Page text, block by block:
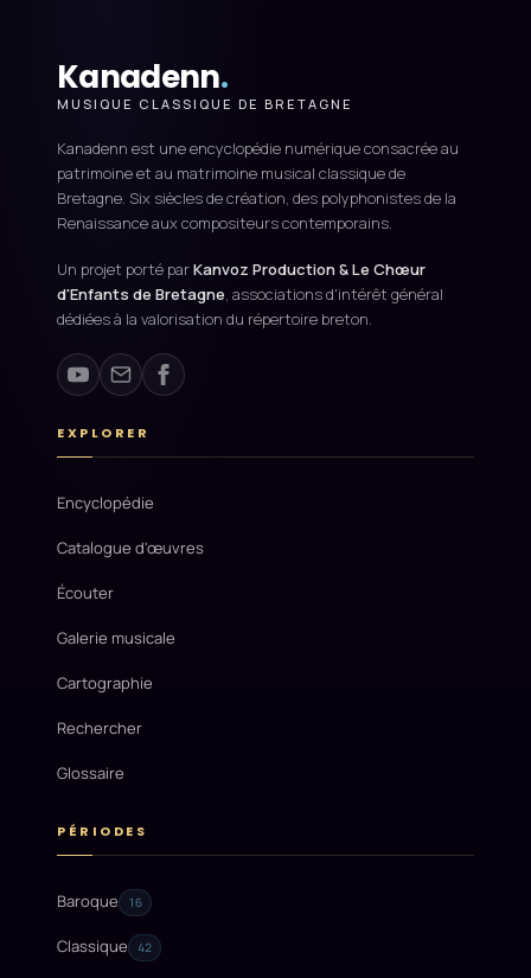
Kanadenn.
MUSIQUE CLASSIQUE DE BRETAGNE
Kanadenn est une encyclopédie numérique consacrée au
patrimoine et au matrimoine musical classique de
Bretagne. Six siècles de création, des polyphonistes de la
Renaissance aux compositeurs contemporains.
Un projet porté parKanvoz Production & Le Chœur
d'Enfants de Bretagne, associations d'intérêt général
dédiées à la valorisation du répertoire breton.
EXPLORER
Encyclopédie
Catalogue d'œuvres
Écouter
Galerie musicale
Cartographie
Rechercher
Glossaire
PÉRIODES
Baroque 16
Classique 42